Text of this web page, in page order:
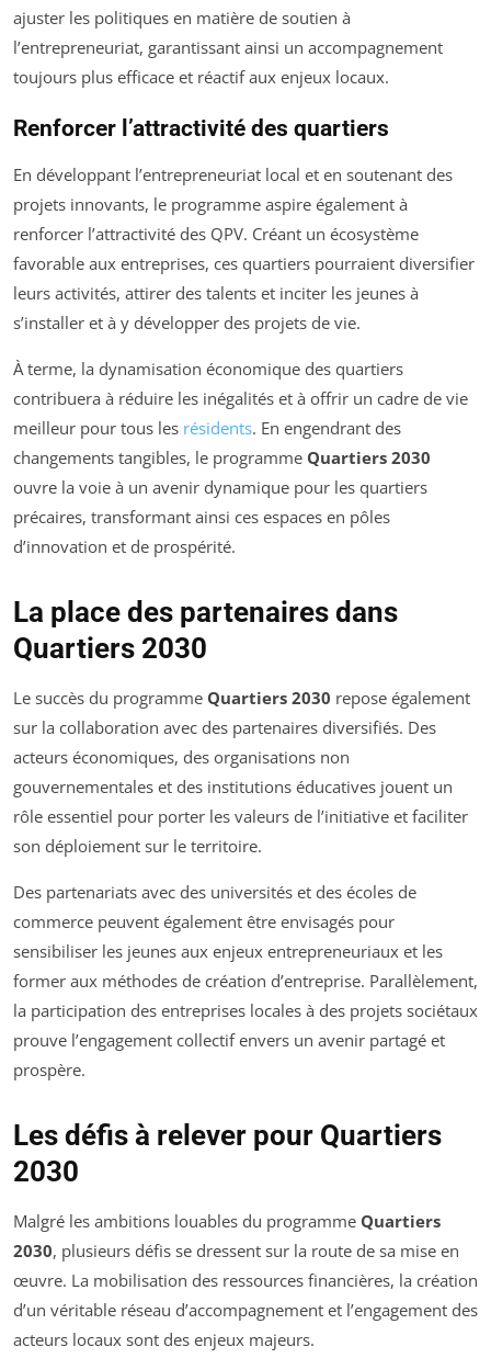
ajuster les politiques en matière de soutien à
l’entrepreneuriat, garantissant ainsi un accompagnement
toujours plus efficace et réactif aux enjeux locaux.
Renforcer l’attractivité des quartiers
En développant l’entrepreneuriat local et en soutenant des
projets innovants, le programme aspire également à
renforcer l’attractivité des QPV. Créant un écosystème
favorable aux entreprises, ces quartiers pourraient diversifier
leurs activités, attirer des talents et inciter les jeunes à
s’installer et à y développer des projets de vie.
À terme, la dynamisation économique des quartiers
contribuera à réduire les inégalités et à offrir un cadre de vie
meilleur pour tous les résidents. En engendrant des
changements tangibles, le programme Quartiers 2030
ouvre la voie à un avenir dynamique pour les quartiers
précaires, transformant ainsi ces espaces en pôles
d’innovation et de prospérité.
La place des partenaires dans
Quartiers 2030
Le succès du programme Quartiers 2030 repose également
sur la collaboration avec des partenaires diversifiés. Des
acteurs économiques, des organisations non
gouvernementales et des institutions éducatives jouent un
rôle essentiel pour porter les valeurs de l’initiative et faciliter
son déploiement sur le territoire.
Des partenariats avec des universités et des écoles de
commerce peuvent également être envisagés pour
sensibiliser les jeunes aux enjeux entrepreneuriaux et les
former aux méthodes de création d’entreprise. Parallèlement,
la participation des entreprises locales à des projets sociétaux
prouve l’engagement collectif envers un avenir partagé et
prospère.
Les défis à relever pour Quartiers
2030
Malgré les ambitions louables du programme Quartiers
2030, plusieurs défis se dressent sur la route de sa mise en
œuvre. La mobilisation des ressources financières, la création
d’un véritable réseau d’accompagnement et l’engagement des
acteurs locaux sont des enjeux majeurs.